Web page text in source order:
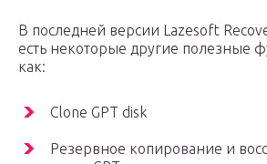
В последней версии Lazesoft
есть некоторые другие полезные
как:
Clone GPT disk
Резервное копирование и